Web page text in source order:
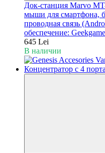
Док-станция Marvo
мыши для смартфона,
проводная связь
обеспечение:
645 Lei
В наличии